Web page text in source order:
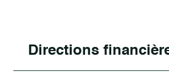
Directions